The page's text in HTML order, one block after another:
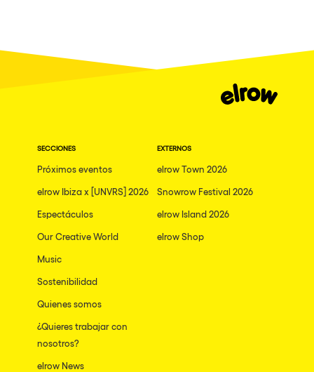
SECCIONES
Próximos eventos
elrow Ibiza x [UNVRS] 2026
Espectáculos
Our Creative World
Music
Sostenibilidad
Quienes somos
¿Quieres trabajar con
nosotros?
elrow News
EXTERNOS
elrow Town 2026
Snowrow Festival 2026
elrow Island 2026
elrow Shop